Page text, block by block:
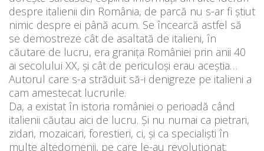
despre italienii din România, de parcă nu s-ar fi știut
nimic despre ei până acum. Se încearcă astfel să
se demostreze cât de asaltată de italieni, în
căutare de lucru, era granița României prin anii 40
ai secolului XX, și cât de periculoși erau aceștia…
Autorul care s-a străduit să-i denigreze pe italieni a
cam amestecat lucrurile.
Da, a existat în istoria româniei o perioadă când
italienii căutau aici de lucru. Și nu numai ca pietrari,
zidari, mozaicari, forestieri, ci, și ca specialiști în
multe altedomenii, pe care le-au revoluționat: